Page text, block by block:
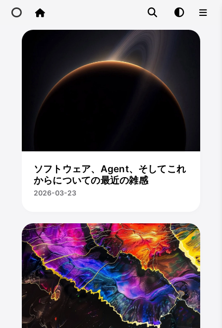
Main Site
IP Toolbox
ソフトウェア、Agent、そしてこれ
からについての最近の雑感
2026-03-23